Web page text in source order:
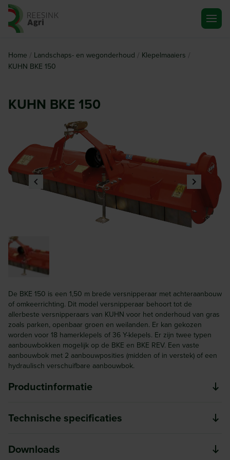
Home / Landschaps- en wegonderhoud / Klepelmaaiers /
KUHN BKE 150
KUHN BKE 150
De BKE 150 is een 1,50 m brede versnipperaar met achteraanbouw
of omkeerrichting. Dit model versnipperaar behoort tot de
allerbeste versnipperaars van KUHN voor het onderhoud van gras
zoals parken, openbaar groen en weilanden. Er kan gekozen
worden voor 18 hamerklepels of 36 Y-klepels. Er zijn twee typen
aanbouwbokken mogelijk op de BKE en BKE REV. Een vaste
aanbouwbok met 2 aanbouwposities (midden of in verstek) of een
hydraulisch verschuifbare aanbouwbok.
Productinformatie
eisen voor een machine.
Standaard kunt u kiezen uit een vaste aanbouwbok met 2
Technische specificaties
Merk
Kuhn
Downloads